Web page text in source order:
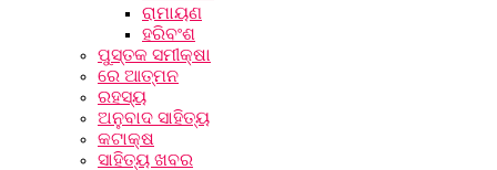
ରାମାୟଣ
ହରିବଂଶ
ପୁସ୍ତକ ସମୀକ୍ଷା
ରେ ଆତ୍ମନ
ରହସ୍ୟ
ଅନୁବାଦ ସାହିତ୍ୟ
କଟାକ୍ଷ
ସାହିତ୍ୟ ଖବର